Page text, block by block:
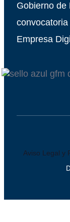
Gobierno de
Empresa
Aviso Legal y